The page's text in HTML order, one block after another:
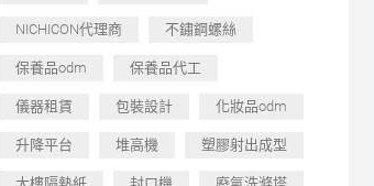
NICHICON代理商 不鏽鋼螺絲
保養品odm 保養品代工
儀器租賃 包裝設計 化妝品odm
升降平台 堆高機 塑膠射出成型